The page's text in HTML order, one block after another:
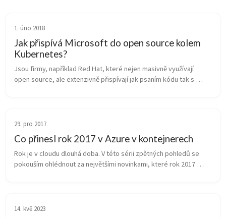
1. úno 2018
Jak přispívá Microsoft do open source kolem
Kubernetes?
Jsou firmy, například Red Hat, které nejen masivně využívají
open source, ale extenzivně přispívají jak psaním kódu tak s
29. pro 2017
Co přinesl rok 2017 v Azure v kontejnerech
Rok je v cloudu dlouhá doba. V této sérii zpětných pohledů se
pokouším ohlédnout za největšími novinkami, které rok 2017
14. kvě 2023